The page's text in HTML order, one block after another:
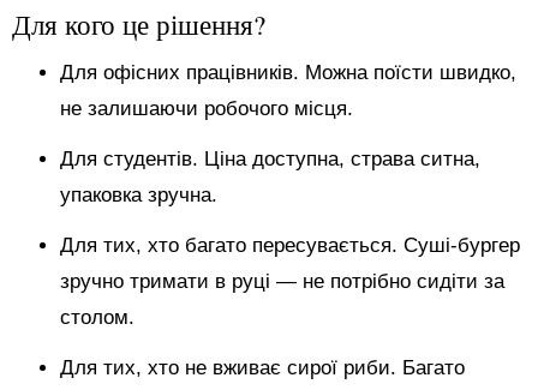
Для кого це рішення?
Для офісних працівників. Можна поїсти швидко,
не залишаючи робочого місця.
Для студентів. Ціна доступна, страва ситна,
упаковка зручна.
Для тих, хто багато пересувається. Суші-бургер
зручно тримати в руці — не потрібно сидіти за
столом.
Для тих, хто не вживає сирої риби. Багато